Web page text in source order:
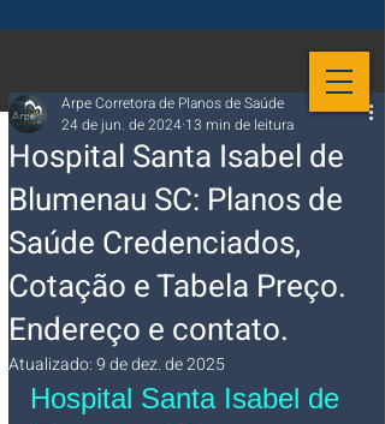
Hospital Santa Isabel de
Blumenau SC: Planos de
Saúde Credenciados,
Cotação e Tabela Preço.
Endereço e contato.
Arpe Corretora de Planos de Saúde
24 de jun. de 2024 13 min de leitura
Atualizado:9 de dez. de 2025
Hospital Santa Isabel de